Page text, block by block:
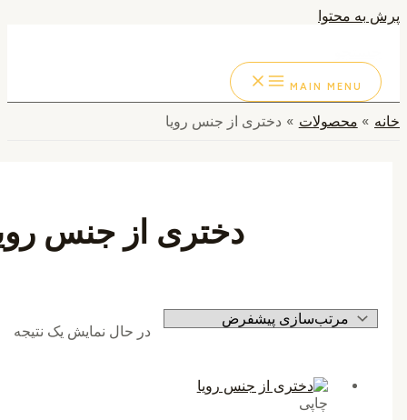
به محتوا
MAIN MENU
محصولات دختری از جنس رویا
دختری از جنس رویا
در حال نمایش یک نتیجه
چاپی